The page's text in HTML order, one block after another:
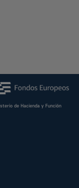
de Hacienda y Función